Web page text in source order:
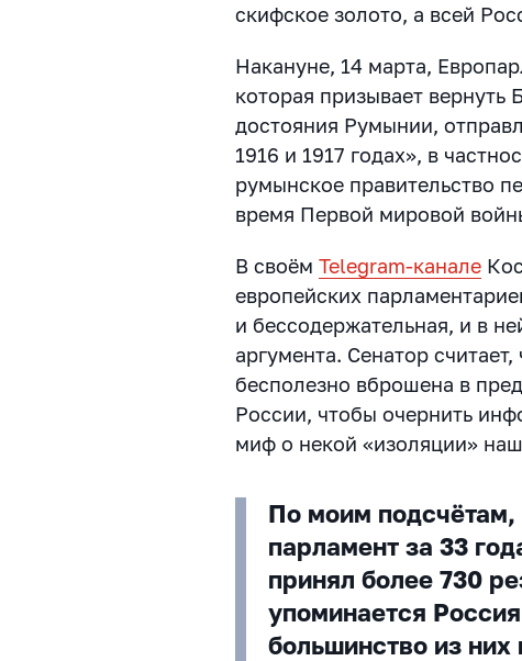
скифское золото, а всей
Накануне, 14 марта,
которая призывает вернуть
достояния Румынии,
1916 и 1917 годах», в
румынское правительство
время Первой мировой
В своёмTelegram-канале
европейских
и бессодержательная, и в
аргумента. Сенатор
бесполезно вброшена в
России, чтобы очернить
миф о некой «изоляции»
По моим подсчётам,
парламент за 33
принял более 730
упоминается
большинство из